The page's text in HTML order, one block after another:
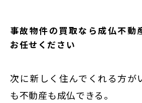
事故物件の買取なら成仏不動
お任せください
次に新しく住んでくれる方が
も不動産も成仏できる。